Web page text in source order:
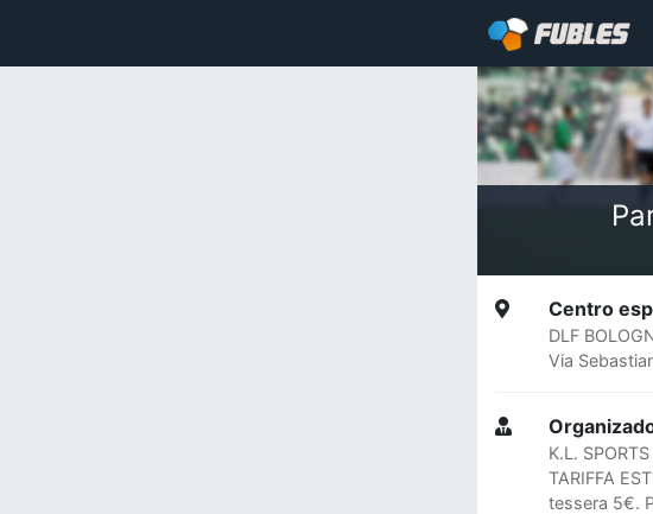
Centro
DLF
Via
K.L. SPORTS
TARIFFA
tessera 5€.